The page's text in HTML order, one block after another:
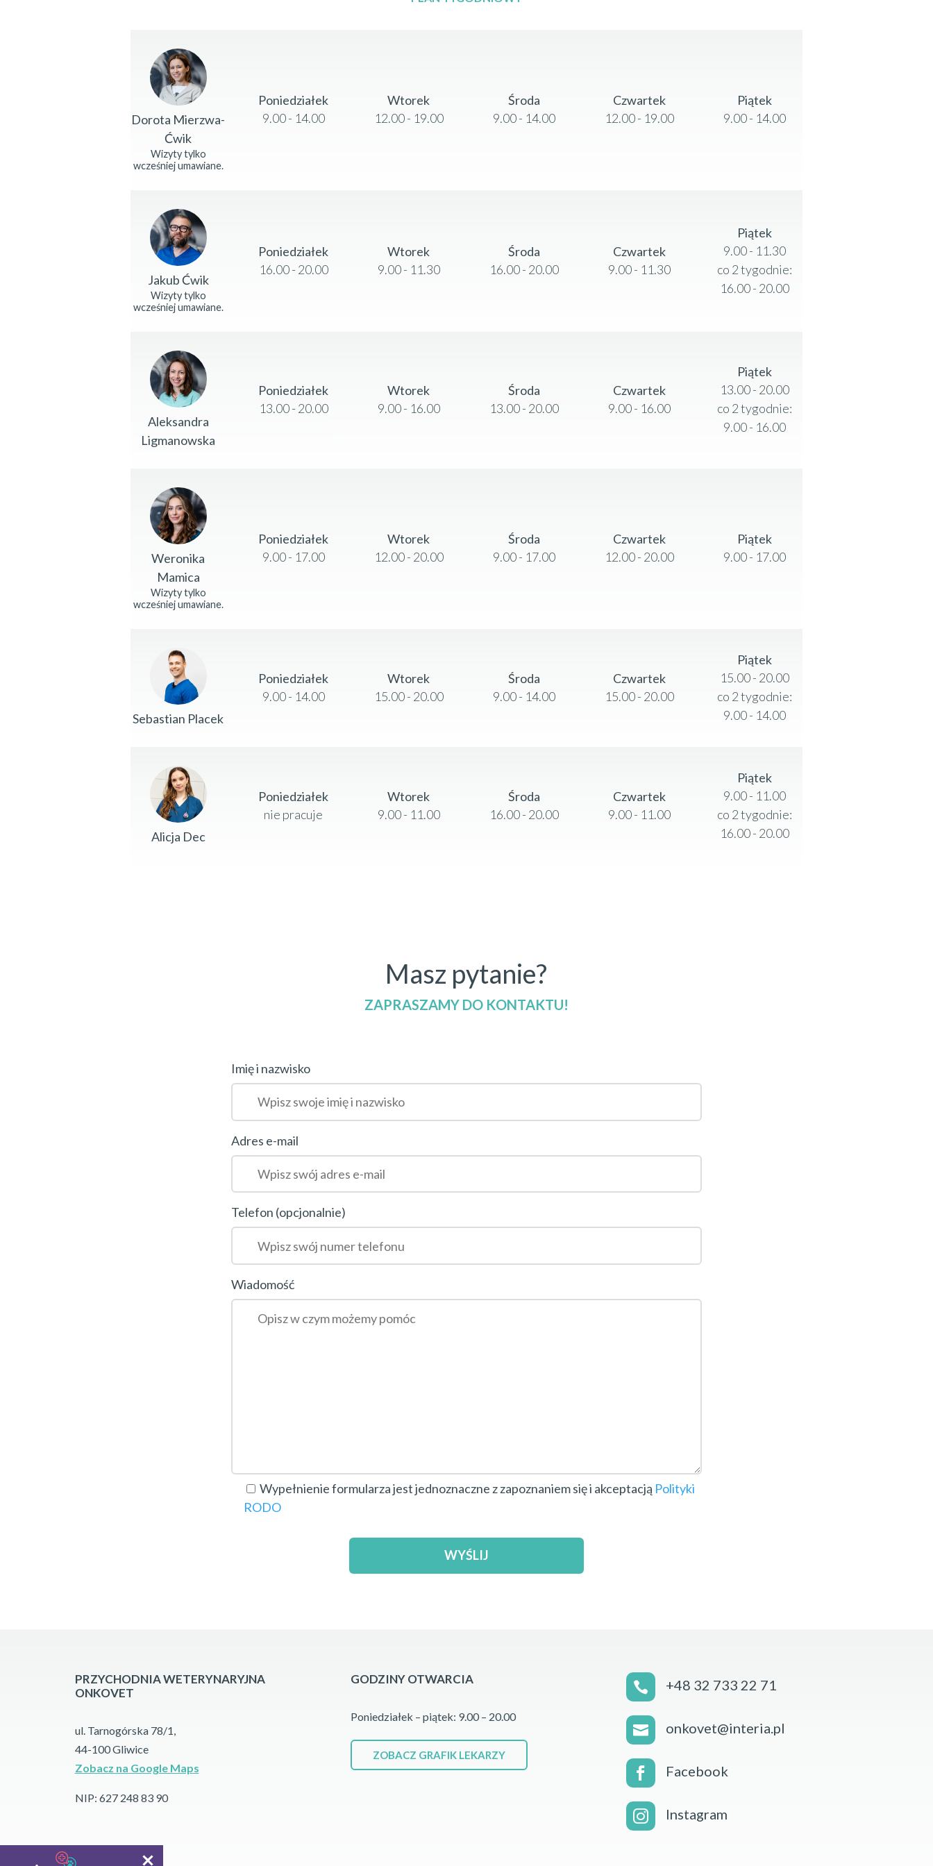
Dorota Mierzwa-
Ćwik
Wizyty tylko
wcześniej umawiane.
Poniedziałek
9.00 - 14.00
Wtorek
12.00 - 19.00
Środa
9.00 - 14.00
Czwartek
12.00 - 19.00
Piątek
9.00 - 14.00
Jakub Ćwik
Wizyty tylko
wcześniej umawiane.
Poniedziałek
16.00 - 20.00
Wtorek
9.00 - 11.30
Środa
16.00 - 20.00
Czwartek
9.00 - 11.30
Piątek
9.00 - 11.30
co 2 tygodnie:
16.00 - 20.00
Aleksandra
Ligmanowska
Poniedziałek
13.00 - 20.00
Wtorek
9.00 - 16.00
Środa
13.00 - 20.00
Czwartek
9.00 - 16.00
Piątek
13.00 - 20.00
co 2 tygodnie:
9.00 - 16.00
Weronika
Mamica
Wizyty tylko
wcześniej umawiane.
Poniedziałek
9.00 - 17.00
Wtorek
12.00 - 20.00
Środa
9.00 - 17.00
Czwartek
12.00 - 20.00
Piątek
9.00 - 17.00
Sebastian Placek
Poniedziałek
9.00 - 14.00
Wtorek
15.00 - 20.00
Środa
9.00 - 14.00
Czwartek
15.00 - 20.00
Piątek
15.00 - 20.00
co 2 tygodnie:
9.00 - 14.00
Alicja Dec
Poniedziałek
nie pracuje
Wtorek
9.00 - 11.00
Środa
16.00 - 20.00
Czwartek
9.00 - 11.00
Piątek
9.00 - 11.00
co 2 tygodnie:
16.00 - 20.00
Masz pytanie?
ZAPRASZAMY DO KONTAKTU!
Imię i nazwisko
Adres e-mail
Telefon (opcjonalnie)
Wiadomość
Wypełnienie formularza jest jednoznaczne z zapoznaniem się i akceptacją Polityki
RODO
PRZYCHODNIA WETERYNARYJNA
ONKOVET
ul. Tarnogórska 78/1,
44-100 Gliwice
Zobacz na Google Maps
NIP: 627 248 83 90
GODZINY OTWARCIA
Poniedziałek – piątek: 9.00 – 20.00
ZOBACZ GRAFIK LEKARZY
 +48 32 733 22 71
 onkovet@interia.pl
 Facebook
 Instagram